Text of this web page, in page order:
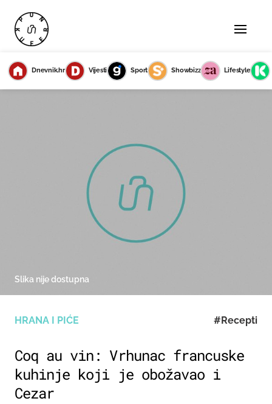
Dnevnik.hr Vijesti Sport Showbizz Lifestyle
HRANA I PIĆE #Recepti
Coq au vin: Vrhunac francuske
kuhinje koji je obožavao i
Cezar
Slika nije dostupna